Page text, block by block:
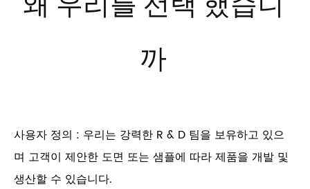
까
사용자 정의 : 우리는 강력한 R & D 팀을 보유하고 있으
며 고객이 제안한 도면 또는 샘플에 따라 제품을 개발 및
생산할 수 있습니다.